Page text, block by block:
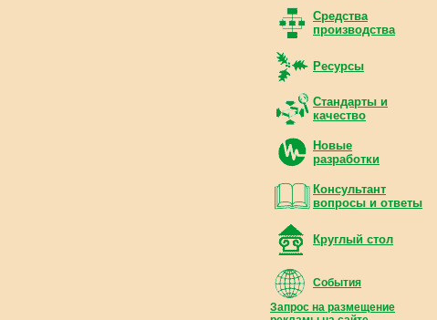
Средства
производства
Ресурсы
Стандарты и
качество
Новые
разработки
Консультант
вопросы и ответы
Круглый стол
События
Запрос на размещение